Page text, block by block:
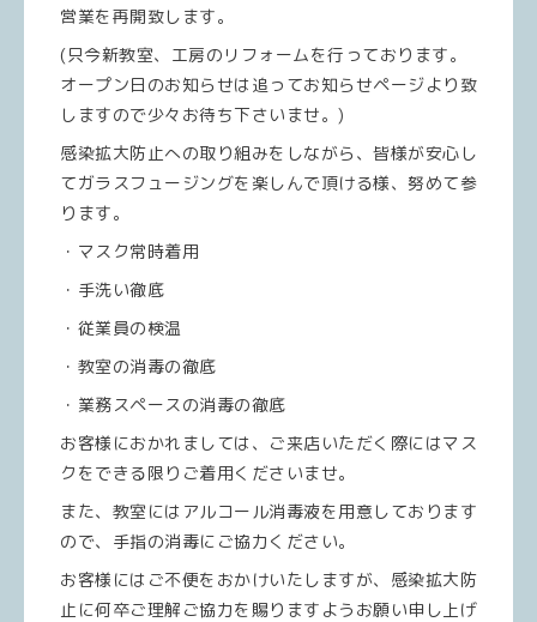
営業を再開致します。
(只今新教室、工房のリフォームを行っております。
オープン日のお知らせは追ってお知らせページより致
しますので少々お待ち下さいませ。)
感染拡大防止への取り組みをしながら、皆様が安心し
てガラスフュージングを楽しんで頂ける様、努めて参
ります。
・マスク常時着用
・手洗い徹底
・従業員の検温
・教室の消毒の徹底
・業務スペースの消毒の徹底
お客様におかれましては、ご来店いただく際にはマス
クをできる限りご着用くださいませ。
また、教室にはアルコール消毒液を用意しております
ので、手指の消毒にご協力ください。
お客様にはご不便をおかけいたしますが、感染拡大防
止に何卒ご理解ご協力を賜りますようお願い申し上げ